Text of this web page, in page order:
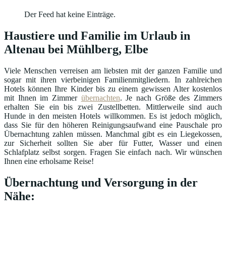
Der Feed hat keine Einträge.
Haustiere und Familie im Urlaub in
Altenau bei Mühlberg, Elbe
Viele Menschen verreisen am liebsten mit der ganzen Familie und
sogar mit ihren vierbeinigen Familienmitgliedern. In zahlreichen
Hotels können Ihre Kinder bis zu einem gewissen Alter kostenlos
mit Ihnen im Zimmer übernachten. Je nach Größe des Zimmers
erhalten Sie ein bis zwei Zustellbetten. Mittlerweile sind auch
Hunde in den meisten Hotels willkommen. Es ist jedoch möglich,
dass Sie für den höheren Reinigungsaufwand eine Pauschale pro
Übernachtung zahlen müssen. Manchmal gibt es ein Liegekossen,
zur Sicherheit sollten Sie aber für Futter, Wasser und einen
Schlafplatz selbst sorgen. Fragen Sie einfach nach. Wir wünschen
Ihnen eine erholsame Reise!
Übernachtung und Versorgung in der
Nähe: